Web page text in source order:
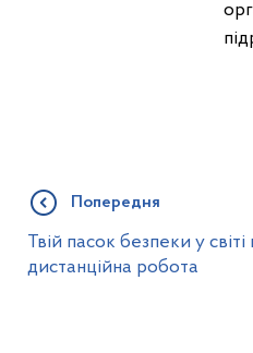
Попередня
Твій пасок безпеки у світі
дистанційна робота